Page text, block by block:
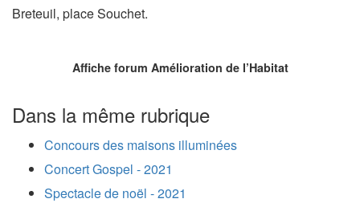
Breteuil, place Souchet.
Affiche forum Amélioration de l’Habitat
Dans la même rubrique
Concours des maisons illuminées
Concert Gospel - 2021
Spectacle de noël - 2021